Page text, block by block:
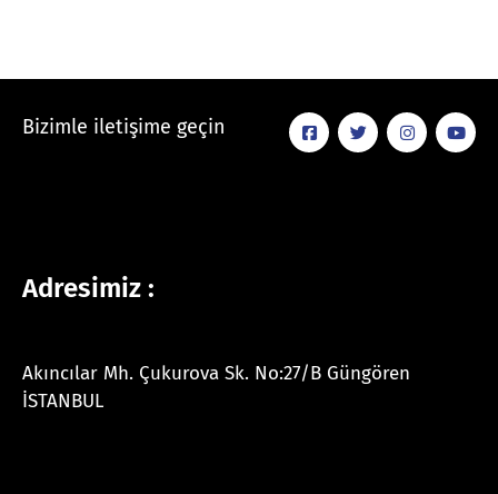
Bizimle iletişime geçin
Adresimiz :
Akıncılar Mh. Çukurova Sk. No:27/B Güngören
İSTANBUL